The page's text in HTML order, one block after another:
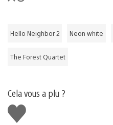
Hello Neighbor 2 Neon white
The Forest Quartet
Cela vous a plu ?
J'aime